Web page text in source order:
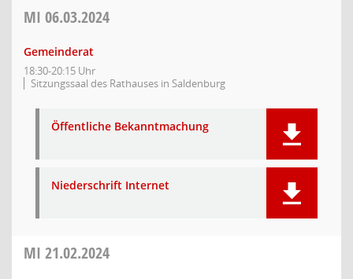
MI 06.03.2024
Gemeinderat
18:30-20:15 Uhr
Sitzungssaal des Rathauses in Saldenburg
Öffentliche Bekanntmachung
Niederschrift Internet
MI 21.02.2024